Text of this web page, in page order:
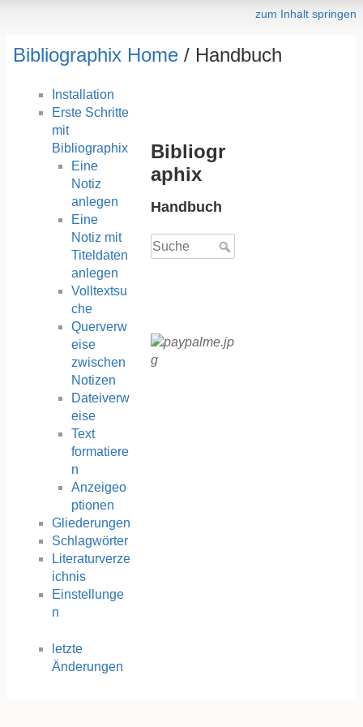
zum Inhalt springen
Bibliographix Home / Handbuch
Installation
Erste Schritte
mit
Bibliographix
Eine
Notiz
anlegen
Eine
Notiz mit
Titeldaten
anlegen
Volltextsu
che
Querverw
eise
zwischen
Notizen
Dateiverw
eise
Text
formatiere
n
Anzeigeo
ptionen
Gliederungen
Schlagwörter
Literaturverze
ichnis
Einstellunge
n
letzte
Änderungen
Bibliogr
aphix
Handbuch